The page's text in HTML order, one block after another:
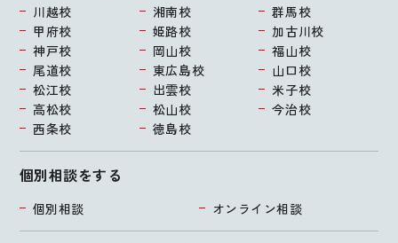
個別相談をする
個別相談 オンライン相談
川越校 湘南校
群馬校
甲府校
姫路校
加古川校
神戸校
岡山校
福山校
尾道校
東広島校
山口校
松江校
出雲校
米子校
高松校
松山校
今治校
西条校
徳島校